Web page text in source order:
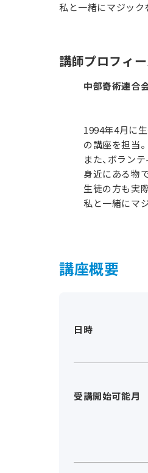
私と一緒にマジック
講師プロフィ
中部奇術連合
1994年4月に
の講座を担当。
また、ボラン
身近にある物
生徒の方も実
私と一緒にマ
講座概要
日時
受講開始可能月